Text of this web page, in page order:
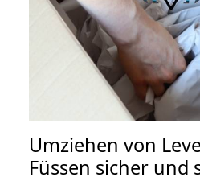
Umziehen von
Füssen sicher und